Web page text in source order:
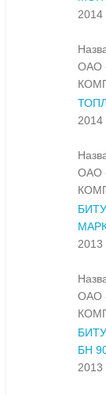
2014
ОАО
2014
ОАО
2013
ОАО
БН
2013